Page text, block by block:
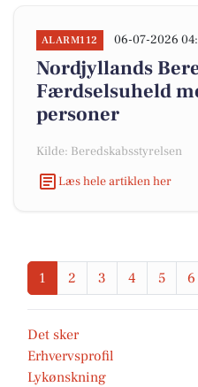
ALARM112 06-07-2026
Nordjyllands
Færdselsuheld
personer
Kilde: Beredskabsstyrelsen
Læs hele artiklen her
1 2 3 4 5 6
Det sker
Erhvervsprofil
Lykønskning